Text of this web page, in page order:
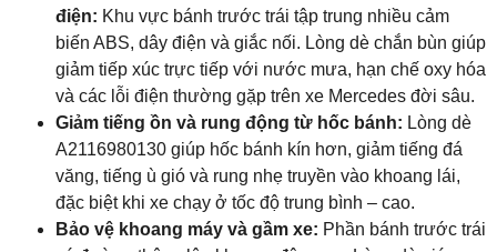
điện: Khu vực bánh trước trái tập trung nhiều cảm
biến ABS, dây điện và giắc nối. Lòng dè chắn bùn giúp
giảm tiếp xúc trực tiếp với nước mưa, hạn chế oxy hóa
và các lỗi điện thường gặp trên xe Mercedes đời sâu.
Giảm tiếng ồn và rung động từ hốc bánh: Lòng dè
A2116980130 giúp hốc bánh kín hơn, giảm tiếng đá
văng, tiếng ù gió và rung nhẹ truyền vào khoang lái,
đặc biệt khi xe chạy ở tốc độ trung bình – cao.
Bảo vệ khoang máy và gầm xe: Phần bánh trước trái